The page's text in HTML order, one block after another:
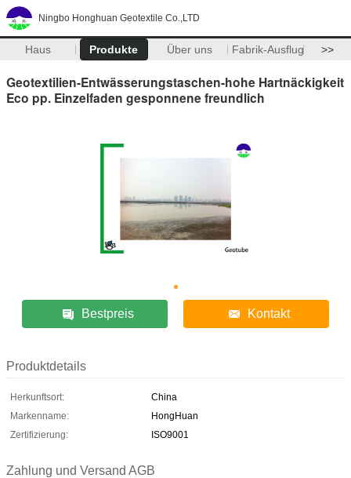
Ningbo Honghuan Geotextile Co.,LTD
Haus Produkte Über uns Fabrik-Ausflug >>
Geotextilien-Entwässerungstaschen-hohe Hartnäckigkeit
Eco pp. Einzelfaden gesponnene freundlich
Bestpreis Kontakt
Produktdetails
Herkunftsort:
China
Markenname:
HongHuan
Zertifizierung:
ISO9001
Zahlung und Versand AGB